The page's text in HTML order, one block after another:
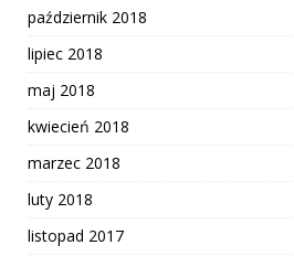
październik 2018
lipiec 2018
maj 2018
kwiecień 2018
marzec 2018
luty 2018
listopad 2017